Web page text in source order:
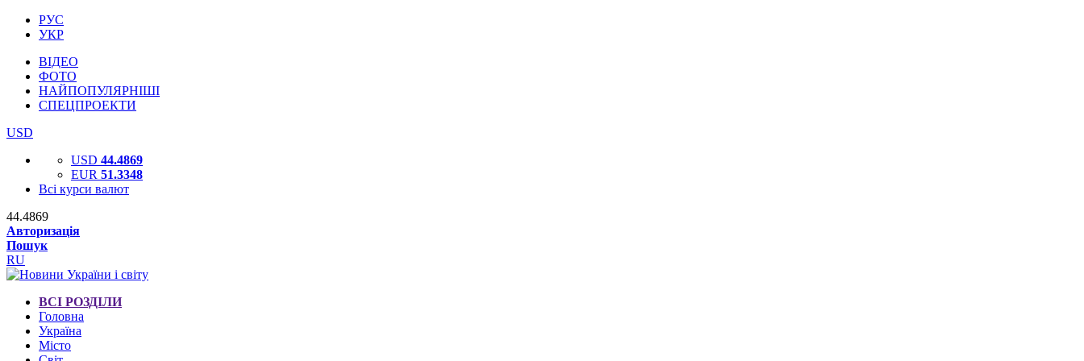
РУС
УКР
ВІДЕО
ФОТО
НАЙПОПУЛЯРНІШІ
СПЕЦПРОЕКТИ
USD
USD 44.4869
EUR 51.3348
Всі курси валют
44.4869
Авторизація
Пошук
RU
ВСІ РОЗДІЛИ
Головна
Україна
Місто